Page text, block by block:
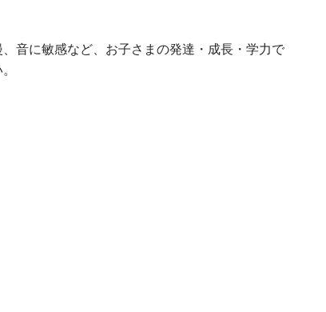
音に敏感など、お子さまの発達・成長・学力で